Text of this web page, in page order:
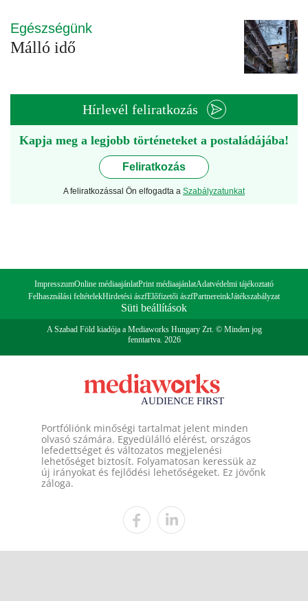
Egészségünk
Málló idő
Hírlevél feliratkozás
Kapja meg a legjobb történeteket a postaládájába!
Feliratkozás
A feliratkozással Ön elfogadta a Szabályzatunkat
ImpresszumOnline médiaajánlatPrint médiaajánlatAdatvédelmi tájékoztató
Felhasználási feltételekHirdetési ászfElőfizetői ászfPartnereinkJátékszabályzat
Süti beállítások
A Szabad Föld kiadója a Mediaworks Hungary Zrt. © Minden jog
fenntartva. 2026
Portfóliónk minőségi tartalmat jelent minden
olvasó számára. Egyedülálló elérést, országos
lefedettséget és változatos megjelenési
lehetőséget biztosít. Folyamatosan keressük az
új irányokat és fejlődési lehetőségeket. Ez jövőnk
záloga.